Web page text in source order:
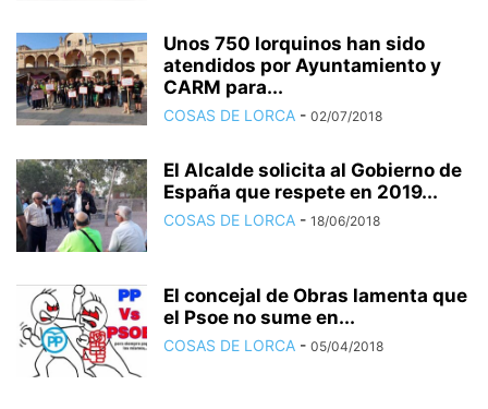
Unos 750 lorquinos han sido
atendidos por Ayuntamiento y
CARM para...
COSAS DE LORCA - 02/07/2018
El Alcalde solicita al Gobierno de
España que respete en 2019...
COSAS DE LORCA - 18/06/2018
El concejal de Obras lamenta que
el Psoe no sume en...
COSAS DE LORCA - 05/04/2018